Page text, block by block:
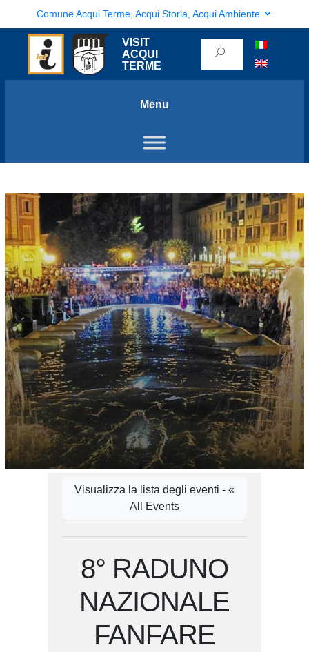
Comune Acqui Terme, Acqui Storia, Acqui Ambiente
VISIT
ACQUI
TERME
Menu
Visualizza la lista degli eventi - «
All Events
8° RADUNO
NAZIONALE
FANFARE